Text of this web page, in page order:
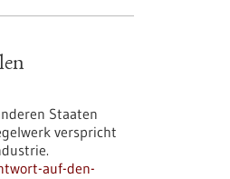
Staaten
verspricht
auf-den-